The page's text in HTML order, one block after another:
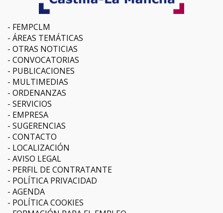
FEMPCLM
ÁREAS TEMÁTICAS
OTRAS NOTICIAS
CONVOCATORIAS
PUBLICACIONES
MULTIMEDIAS
ORDENANZAS
SERVICIOS
EMPRESA
SUGERENCIAS
CONTACTO
LOCALIZACIÓN
AVISO LEGAL
PERFIL DE CONTRATANTE
POLÍTICA PRIVACIDAD
AGENDA
POLÍTICA COOKIES